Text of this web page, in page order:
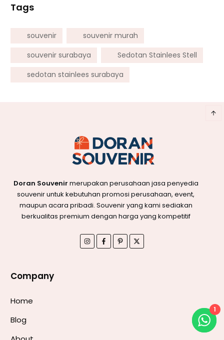
Tags
souvenir
souvenir murah
souvenir surabaya
Sedotan Stainlees Stell
sedotan stainlees surabaya
Doran Souvenir merupakan perusahaan jasa penyedia
souvenir untuk kebutuhan promosi perusahaan, event,
maupun acara pribadi. Souvenir yang kami sediakan
berkualitas premium dengan harga yang kompetitif
Company
Home
Blog
1